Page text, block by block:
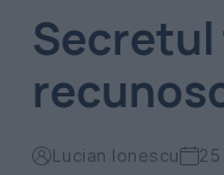
Secretul
Lucian Ionescu